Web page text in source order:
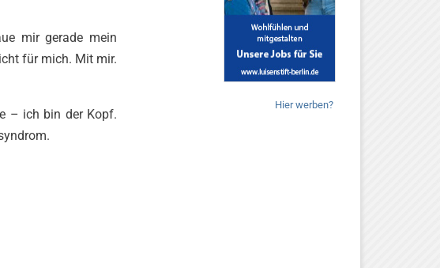
mir gerade mein
für mich. Mit mir.
– ich bin der Kopf.
Hier werben?